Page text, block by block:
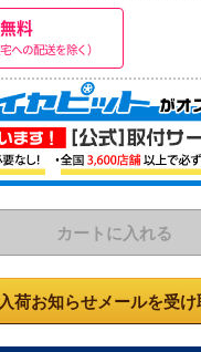
料
への配送を除く）
カートに入れる
入荷お知らせメールを受け